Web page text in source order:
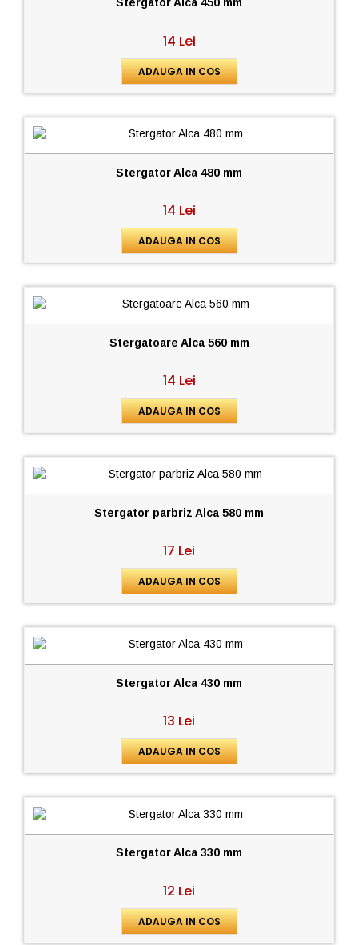
Stergator Alca 450 mm
14 Lei
ADAUGA IN COS
Stergator Alca 480 mm
14 Lei
ADAUGA IN COS
Stergatoare Alca 560 mm
14 Lei
ADAUGA IN COS
Stergator parbriz Alca 580 mm
17 Lei
ADAUGA IN COS
Stergator Alca 430 mm
13 Lei
ADAUGA IN COS
Stergator Alca 330 mm
12 Lei
ADAUGA IN COS